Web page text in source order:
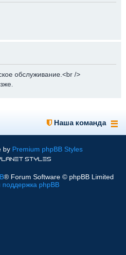
обслуживание.<br />
Наша команда
by Premium phpBB Styles
® Forum Software © phpBB Limited
поддержка phpBB